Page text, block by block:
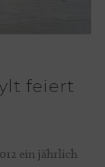
feiert
ein jährlich